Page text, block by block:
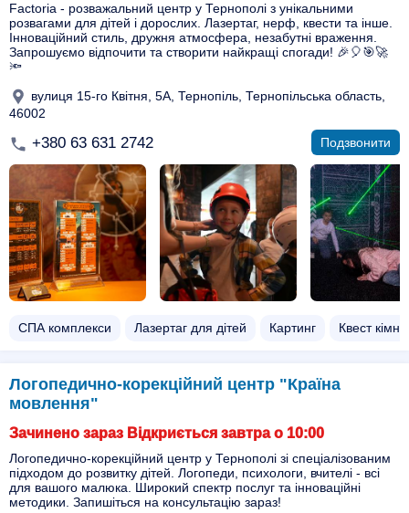
Factoria - розважальний центр у Тернополі з унікальними
розвагами для дітей і дорослих. Лазертаг, нерф, квести та інше.
Інноваційний стиль, дружня атмосфера, незабутні враження.
Запрошуємо відпочити та створити найкращі спогади! 🎉🎈🎯🚀
🔦
вулиця 15-го Квітня, 5А, Тернопіль, Тернопільська область,
46002
+380 63 631 2742 Подзвонити
СПА комплекси Лазертаг для дітей Картинг Квест
Логопедично-корекційний центр "Країна
мовлення"
Зачинено зараз Відкриється завтра о 10:00
Логопедично-корекційний центр у Тернополі зі спеціалізованим
підходом до розвитку дітей. Логопеди, психологи, вчителі - всі
для вашого малюка. Широкий спектр послуг та інноваційні
методики. Запишіться на консультацію зараз!